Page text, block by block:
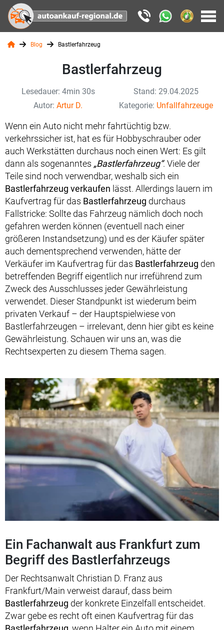
Blog Bastlerfahrzeug
Bastlerfahrzeug
Lesedauer: 4min 30s
Stand: 29.04.2025
Autor: Artur D. Kategorie: Unfallfahrzeuge
Wenn ein Auto nicht mehr fahrtüchtig bzw.
verkehrssicher ist, hat es für Hobbyschrauber oder
auch Werkstätten durchaus noch einen Wert: Es gilt
dann als sogenanntes „Bastlerfahrzeug“. Viele der
Teile sind noch verwendbar, weshalb sich ein
Bastlerfahrzeug verkaufen lässt. Allerdings lauern im
Kaufvertrag für das Bastlerfahrzeug durchaus
Fallstricke: Sollte das Fahrzeug nämlich doch noch
gefahren werden können (eventuell nach einer
größeren Instandsetzung) und es der Käufer später
auch dementsprechend verwenden, hätte der
Verkäufer im Kaufvertrag für das Bastlerfahrzeug den
betreffenden Begriff eigentlich nur irreführend zum
Zweck des Ausschlusses jeder Gewährleistung
verwendet. Dieser Standpunkt ist wiederum beim
privaten Verkauf – der Hauptspielwiese von
Bastlerfahrzeugen – irrelevant, denn hier gibt es keine
Gewährleistung. Schauen wir uns an, was die
Rechtsexperten zu diesem Thema sagen.
Ein Fachanwalt aus Frankfurt zum
Begriff des Bastlerfahrzeugs
Der Rechtsanwalt Christian D. Franz aus
Frankfurt/Main verweist darauf, dass beim
Bastlerfahrzeug der konkrete Einzelfall entscheidet.
Zwar gebe es recht oft einen Kaufvertrag für das